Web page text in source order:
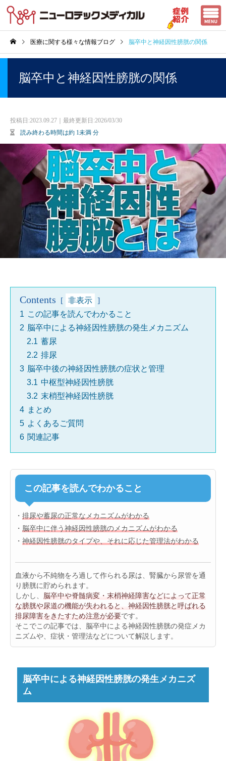
医療に関する様々な情報ブログ 脳卒中と神経因性膀胱の関係
脳卒中と神経因性膀胱の関係
投稿日:2023.09.27｜最終更新日:2026/03/30
読み終わる時間は約 1未満 分
Contents
非表示
1 この記事を読んでわかること
2 脳卒中による神経因性膀胱の発生メカニズム
2.1 蓄尿
2.2 排尿
3 脳卒中後の神経因性膀胱の症状と管理
3.1 中枢型神経因性膀胱
3.2 末梢型神経因性膀胱
4 まとめ
5 よくあるご質問
6 関連記事
この記事を読んでわかること
・ 排尿や蓄尿の正常なメカニズムがわかる
・ 脳卒中に伴う神経因性膀胱のメカニズムがわかる
・ 神経因性膀胱のタイプや、それに応じた管理法がわかる
血液から不純物をろ過して作られる尿は、腎臓から尿管を通
り膀胱に貯められます。
しかし、 脳卒中や脊髄病変・末梢神経障害などによって正常
な膀胱や尿道の機能が失われると、神経因性膀胱と呼ばれる
排尿障害をきたすため注意が必要です。
そこでこの記事では、脳卒中による神経因性膀胱の発症メカ
ニズムや、症状・管理法などについて解説します。
脳卒中による神経因性膀胱の発生メカニズ
ム